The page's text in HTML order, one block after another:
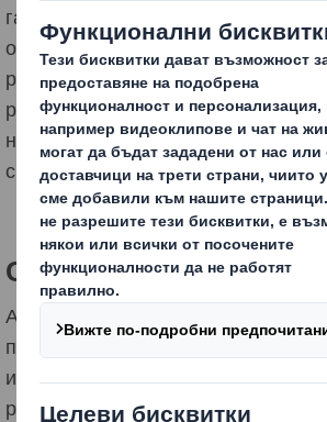
гама материали, познания за
отпечатване в комбинация с
развиващи се иновативни
развивате дейност, можем да Ви
ноу-хау и производствени бази в
свят.
Свържете се с нас!
Ако искате да научите как можем
продавате повече, да намалите
иновативни опаковъчни решения,
риска чрез опаковката или как да